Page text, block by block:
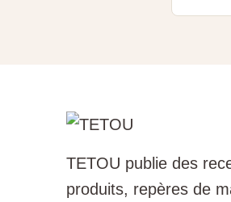
TETOU publie des
produits, repères de